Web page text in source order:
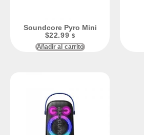
Soundcore Pyro Mini
$22.99 $
Añadir al carrito